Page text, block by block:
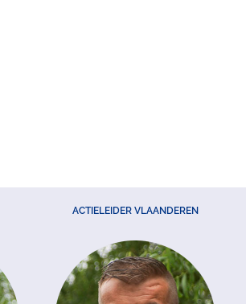
ACTIELEIDER VLAANDEREN